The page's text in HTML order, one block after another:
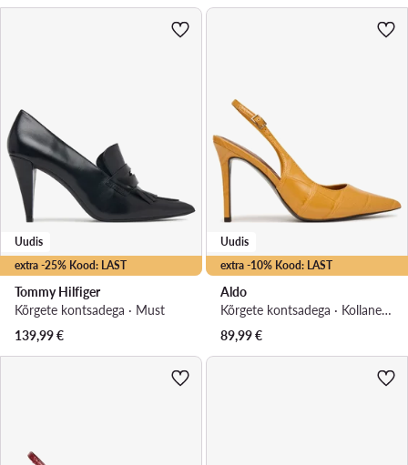
extra -25% Kood: LAST
Uudis
Tommy Hilfiger
Kõrgete kontsadega · Must
139,99€
extra -10% Kood: LAST
Uudis
Aldo
Kõrgete kontsadega · Kollane · 10 cm
89,99€